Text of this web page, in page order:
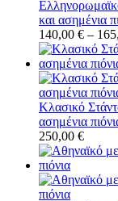
και ασημένια
140,00 € –
Κλασικό
ασημένια
250,00 €